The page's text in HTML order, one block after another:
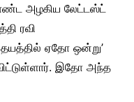
அழகிய லேட்டஸ்ட்
ரவி
ஏதோ ஒன்று’
இதோ அந்த